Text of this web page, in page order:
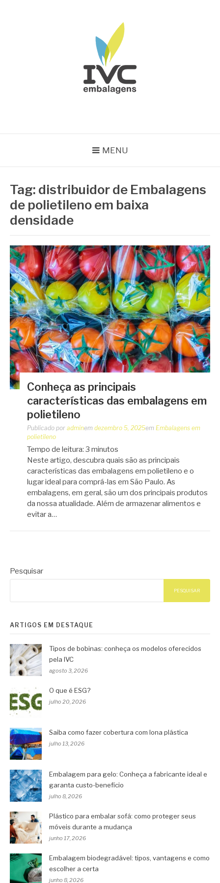
MENU
Tag: distribuidor de Embalagens
de polietileno em baixa
densidade
Conheça as principais
características das embalagens em
polietileno
Publicado por adminem dezembro 5, 2025em Embalagens em
polietileno
Tempo de leitura: 3 minutos
Neste artigo, descubra quais são as principais
características das embalagens em polietileno e o
lugar ideal para comprá-las em São Paulo. As
embalagens, em geral, são um dos principais produtos
da nossa atualidade. Além de armazenar alimentos e
evitar a…
Pesquisar
PESQUISAR
ARTIGOS EM DESTAQUE
Tipos de bobinas: conheça os modelos oferecidos
pela IVC
agosto 3, 2026
O que é ESG?
julho 20, 2026
Saiba como fazer cobertura com lona plástica
julho 13, 2026
Embalagem para gelo: Conheça a fabricante ideal e
garanta custo-benefício
julho 8, 2026
Plástico para embalar sofá: como proteger seus
móveis durante a mudança
junho 17, 2026
Embalagem biodegradável: tipos, vantagens e como
escolher a certa
junho 8, 2026